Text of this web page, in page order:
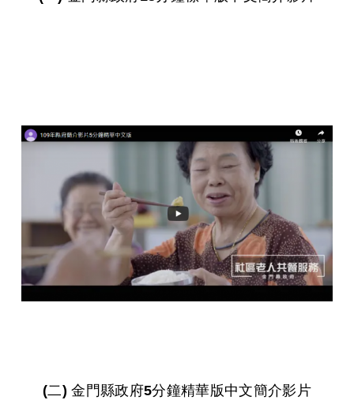
(二) 金門縣政府5分鐘精華版中文簡介影片